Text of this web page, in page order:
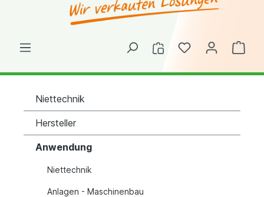
Niettechnik
Hersteller
Anwendung
Niettechnik
Anlagen - Maschinenbau